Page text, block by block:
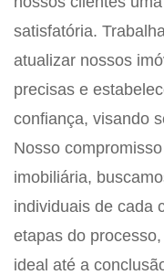
satisfatória.
atualizar nossos
precisas e
confiança, visando
Nosso
imobiliária,
individuais de cada
etapas do
ideal até a